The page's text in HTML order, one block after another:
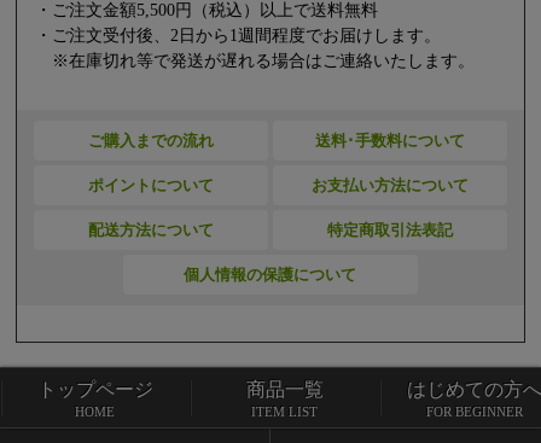
・ご注文金額5,500円（税込）以上で送料無料
・ご注文受付後、2日から1週間程度でお届けします。
※在庫切れ等で発送が遅れる場合はご連絡いたします。
ご購入までの流れ 送料･手数料について
ポイントについて お支払い方法について
配送方法について 特定商取引法表記
個人情報の保護について
トップページ 商品一覧
トップページ
HOME
商品一覧
ITEM LIST
はじめての方へ
FOR BEGINNER